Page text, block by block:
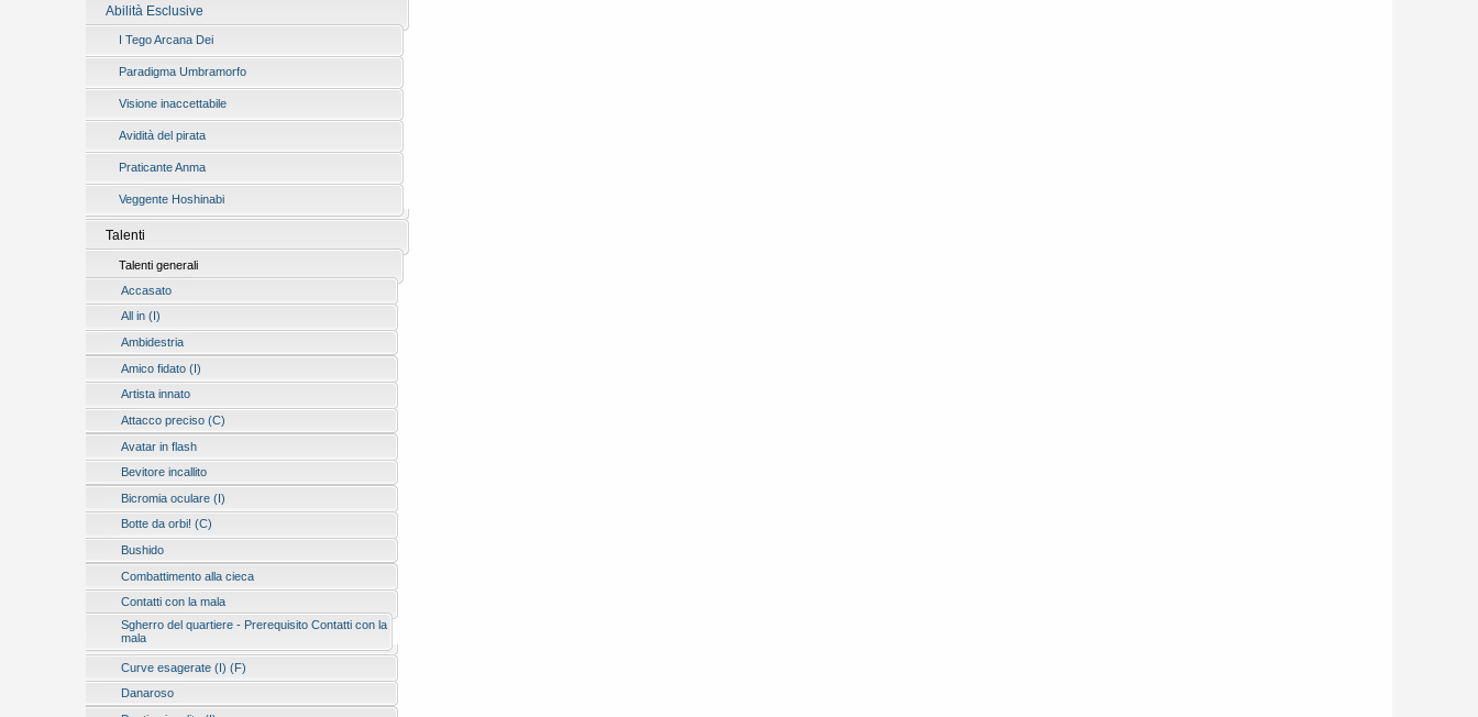
Abilità Esclusive
I Tego Arcana Dei
Paradigma Umbramorfo
Visione inaccettabile
Avidità del pirata
Praticante Anma
Veggente Hoshinabi
Talenti
Talenti generali
Accasato
All in (I)
Ambidestria
Amico fidato (I)
Artista innato
Attacco preciso (C)
Avatar in flash
Bevitore incallito
Bicromia oculare (I)
Botte da orbi! (C)
Bushido
Combattimento alla cieca
Contatti con la mala
Sgherro del quartiere - Prerequisito Contatti con la
mala
Curve esagerate (I) (F)
Danaroso